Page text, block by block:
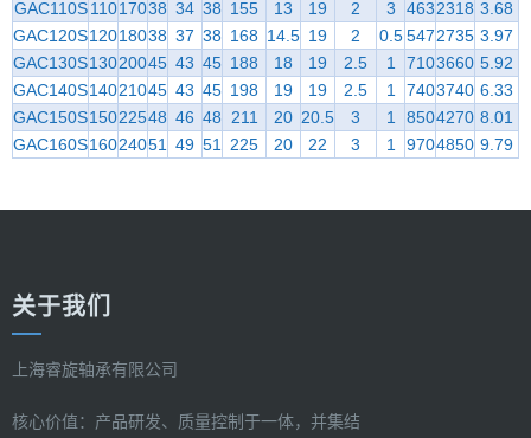
GAC110S 11017038 34 38 155 13 19 2 3 4632318 3.68
GAC120S12018038 37 38 168 14.5 19 2 0.5 5472735 3.97
GAC130S13020045 43 45 188 18 19 2.5 1 7103660 5.92
GAC140S14021045 43 45 198 19 19 2.5 1 7403740 6.33
GAC150S15022548 46 48 211 20 20.5 3 1 8504270 8.01
GAC160S16024051 49 51 225 20 22 3 1 9704850 9.79
关于我们
上海睿旋轴承有限公司
核心价值：产品研发、质量控制于一体，并集结